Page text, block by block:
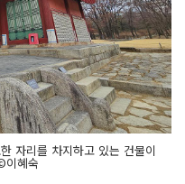
자리를 차지하고 있는 건물이
이혜숙